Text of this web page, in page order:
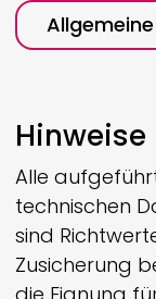
Hinweise
Alle
technischen
sind
Zusicherung